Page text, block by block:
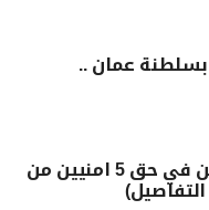
عمان ..
ابطاقة ايداع بالسجن في حق 5 امنيين من